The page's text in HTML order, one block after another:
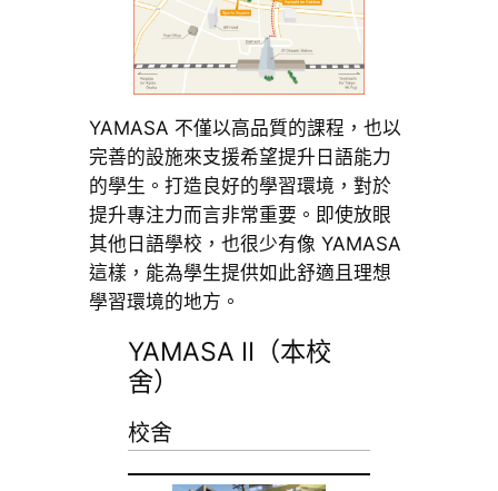
YAMASA 不僅以高品質的課程，也以
完善的設施來支援希望提升日語能力
的學生。打造良好的學習環境，對於
提升專注力而言非常重要。即使放眼
其他日語學校，也很少有像 YAMASA
這樣，能為學生提供如此舒適且理想
學習環境的地方。
YAMASA II（本校
舍）
校舍